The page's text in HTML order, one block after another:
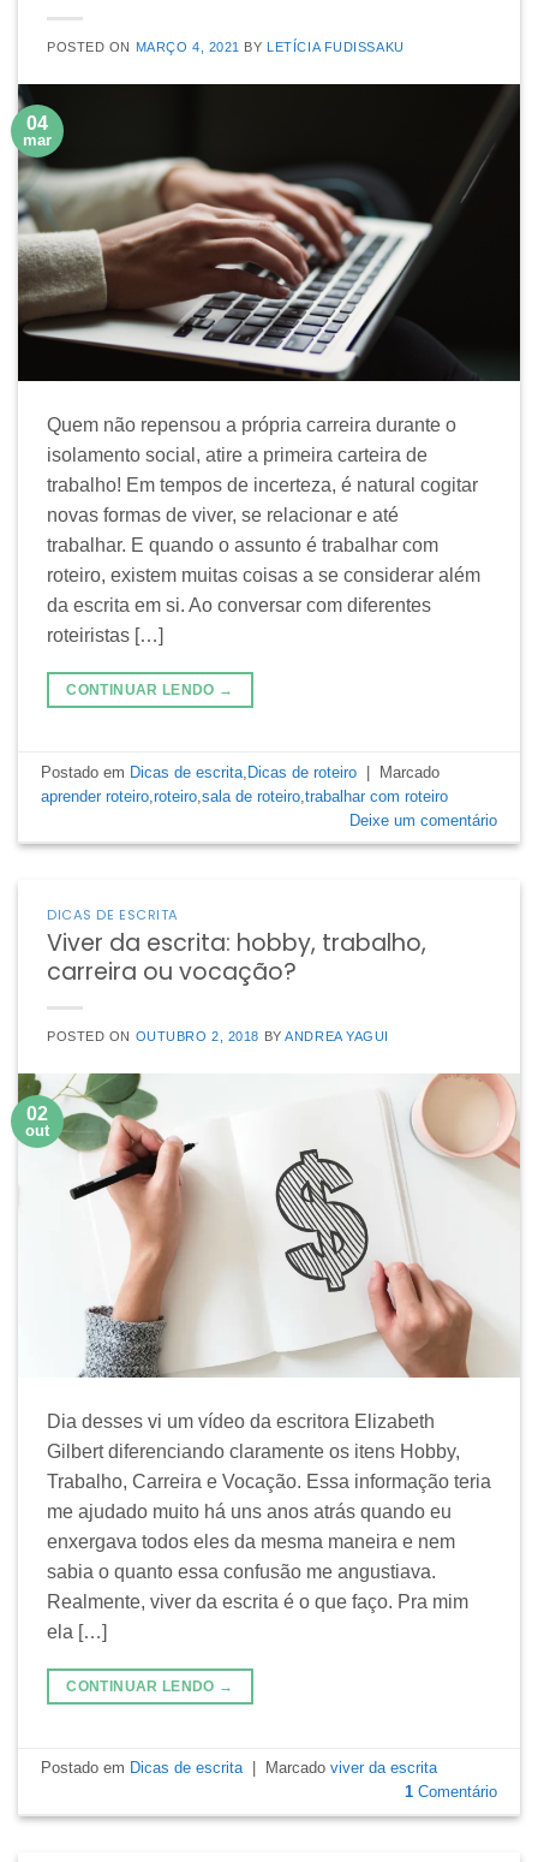
POSTED ON MARÇO 4, 2021 BY LETÍCIA FUDISSAKU
04
mar
Quem não repensou a própria carreira durante o
isolamento social, atire a primeira carteira de
trabalho! Em tempos de incerteza, é natural cogitar
novas formas de viver, se relacionar e até
trabalhar. E quando o assunto é trabalhar com
roteiro, existem muitas coisas a se considerar além
da escrita em si. Ao conversar com diferentes
roteiristas […]
CONTINUAR LENDO →
Postado em Dicas de escrita Dicas de roteiro | Marcado
aprender roteiro ,roteiro ,sala de roteiro ,trabalhar com roteiro
Deixe um comentário
DICAS DE ESCRITA
Viver da escrita: hobby, trabalho,
carreira ou vocação?
POSTED ON OUTUBRO 2, 2018 BYANDREA YAGUI
02
out
Dia desses vi um vídeo da escritora Elizabeth
Gilbert diferenciando claramente os itens Hobby,
Trabalho, Carreira e Vocação. Essa informação teria
me ajudado muito há uns anos atrás quando eu
enxergava todos eles da mesma maneira e nem
sabia o quanto essa confusão me angustiava.
Realmente, viver da escrita é o que faço. Pra mim
ela […]
CONTINUAR LENDO →
Postado em Dicas de escrita Marcadoviver da escrita
1Comentário